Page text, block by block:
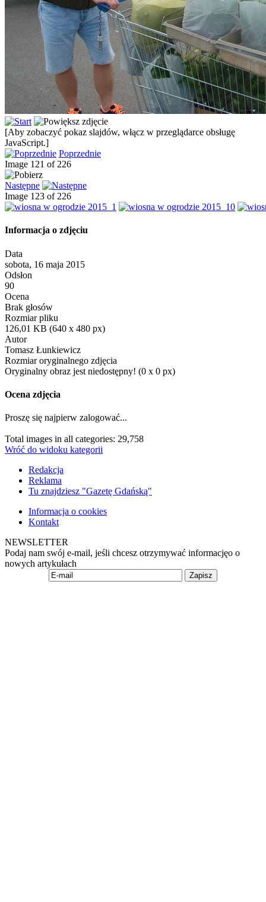
[Aby zobaczyć pokaz slajdów, włącz w przeglądarce obsługę
JavaScript.]
Poprzednie
Image 121 of 226
Następne
Image 123 of 226
Informacja o zdjęciu
Data
sobota, 16 maja 2015
Odsłon
90
Ocena
Brak głosów
Rozmiar pliku
126,01 KB (640 x 480 px)
Autor
Tomasz Łunkiewicz
Rozmiar oryginalnego zdjęcia
Oryginalny obraz jest niedostępny! (0 x 0 px)
Ocena zdjęcia
Proszę się najpierw zalogować...
Total images in all categories: 29,758
Wróć do widoku kategorii
Redakcja
Reklama
Tu znajdziesz "Gazetę Gdańską"
Informacja o cookies
Kontakt
NEWSLETTER
Podaj nam swój e-mail, jeśli chcesz otrzymywać informacjęo o
nowych artykułach
Zapisz